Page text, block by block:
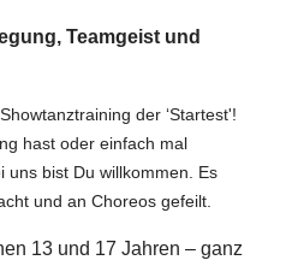
Teamgeist und
der ‘Startest'!
hast oder einfach mal
uns bist Du willkommen. Es
und an Choreos gefeilt.
13 und 17 Jahren – ganz